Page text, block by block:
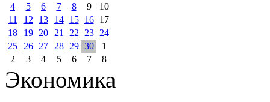
4
5 6 7 8 9
10
11
12 13 14 15 16
17
18
19 20 21 22 23
24
25
26 27 28 29 30
1
2
3 4 5 6 7 8
Экономика